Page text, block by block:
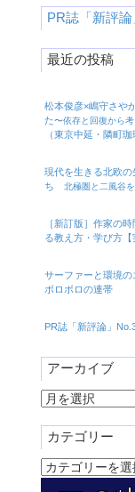
PR誌「新評論
最近の投稿
松本俊彦×嶋守さや
た〜依存と回復から
（東京中延・隣町珈
現代を生きる北欧
ち 北極圏と二風谷
［新訂版］作家の
る教え方・学び方【
サーファーと環境
ボロボロの連帯
PR誌「新評論」
アーカイブ
ア
カ
イ
ブ
カテゴリー
カ